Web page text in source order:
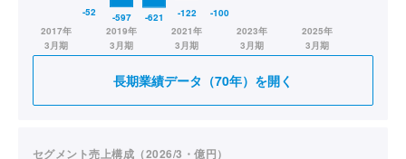
長期業績データ（70年）を開く
セグメント売上構成（2026/3・億円）